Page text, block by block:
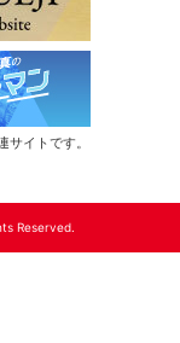
イトです。
Reserved.